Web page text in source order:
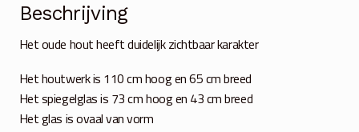
Beschrijving
Het oude hout heeft duidelijk zichtbaar karakter
Het houtwerk is 110 cm hoog en 65 cm breed
Het spiegelglas is 73 cm hoog en 43 cm breed
Het glas is ovaal van vorm